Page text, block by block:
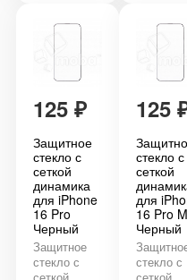
125 ₽
Защитное
стекло с
сеткой
динамика
для iPhone
16 Pro
Черный
Защитное
стекло с
125
стекло с
сеткой
для
16 Pro
Черный
стекло с